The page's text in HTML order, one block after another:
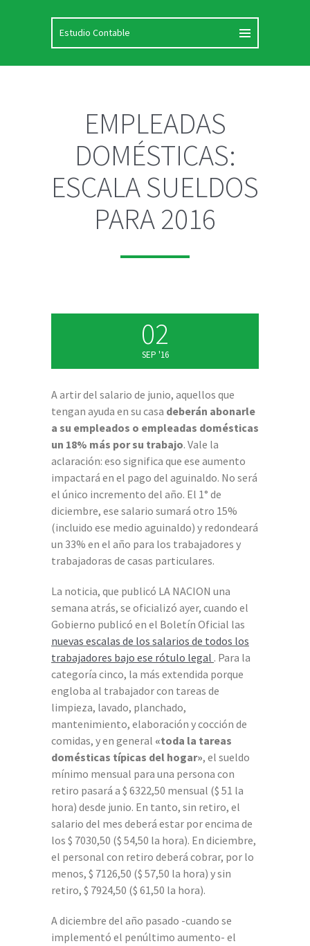
EMPLEADAS
DOMÉSTICAS:
ESCALA SUELDOS
PARA 2016
02
SEP '16
A artir del salario de junio, aquellos que
tengan ayuda en su casa deberán abonarle
a su empleados o empleadas domésticas
un 18% más por su trabajo. Vale la
aclaración: eso significa que ese aumento
impactará en el pago del aguinaldo. No será
el único incremento del año. El 1° de
diciembre, ese salario sumará otro 15%
(incluido ese medio aguinaldo) y redondeará
un 33% en el año para los trabajadores y
trabajadoras de casas particulares.
La noticia, que publicó LA NACION una
semana atrás, se oficializó ayer, cuando el
Gobierno publicó en el Boletín Oficial las
nuevas escalas de los salarios de todos los
trabajadores bajo ese rótulo legal . Para la
categoría cinco, la más extendida porque
engloba al trabajador con tareas de
limpieza, lavado, planchado,
mantenimiento, elaboración y cocción de
comidas, y en general «toda la tareas
domésticas típicas del hogar», el sueldo
mínimo mensual para una persona con
retiro pasará a $ 6322,50 mensual ($ 51 la
hora) desde junio. En tanto, sin retiro, el
salario del mes deberá estar por encima de
los $ 7030,50 ($ 54,50 la hora). En diciembre,
el personal con retiro deberá cobrar, por lo
menos, $ 7126,50 ($ 57,50 la hora) y sin
retiro, $ 7924,50 ($ 61,50 la hora).
A diciembre del año pasado -cuando se
implementó el penúltimo aumento- el